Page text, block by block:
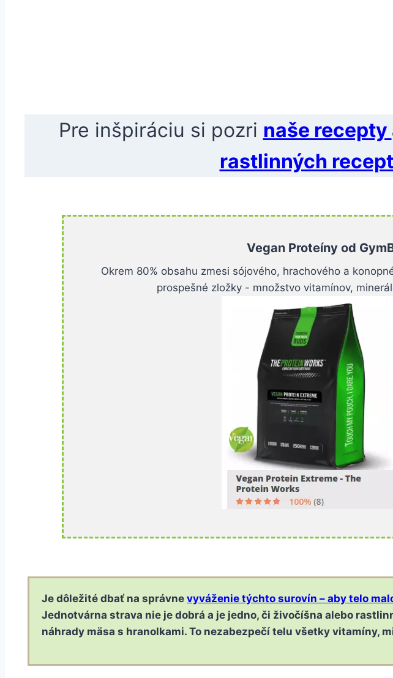
Pre inšpiráciu si pozri naše recepty
rastlinných
Vegan Proteíny od
Okrem 80% obsahu zmesi sójového, hrachového a
prospešné zložky - množstvo vitamínov,
Je dôležité dbať na správne vyváženie týchto surovín – aby telo
Jednotvárna strava nie je dobrá a je jedno, či živočíšna alebo
náhrady mäsa s hranolkami. To nezabezpečí telu všetky vitamíny,